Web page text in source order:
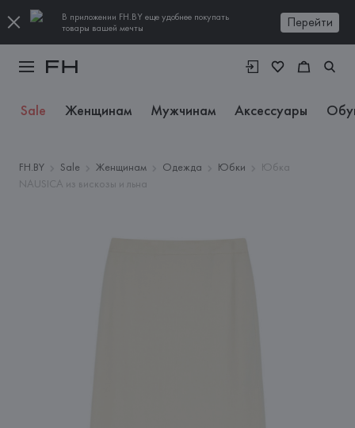
В приложении FH.BY еще удобнее покупать
товары вашей мечты
Перейти
Sale Женщинам Мужчинам Аксессуары
FH.BY Sale Женщинам Одежда Юбки
Юбка
NAUSICA из вискозы и льна